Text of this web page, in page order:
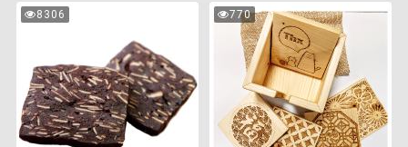
8306
次
巧
仁
餅
770
次
巧
(五
入)